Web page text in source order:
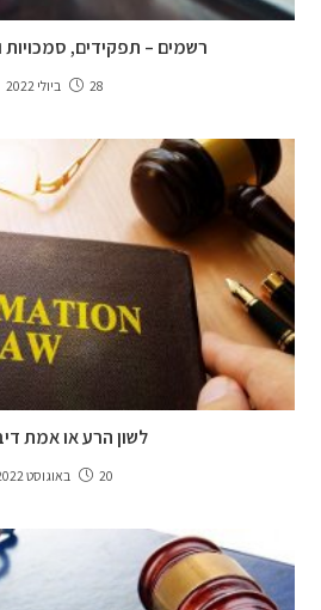
רשמים – תפקידים, סמכויות
28 ביולי 2022
לשון הרע או אמת
20 באוגוסט 2022